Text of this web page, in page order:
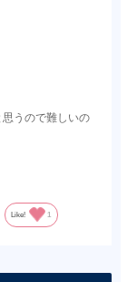
うので難しいの
Like! 1